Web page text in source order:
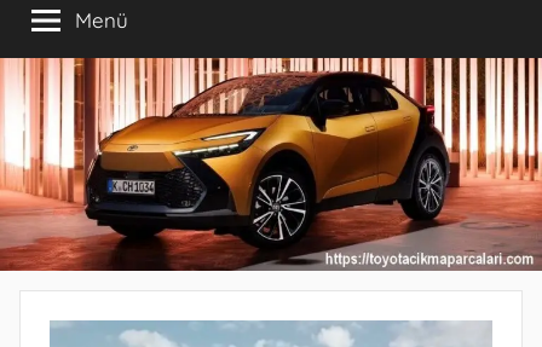
Menü